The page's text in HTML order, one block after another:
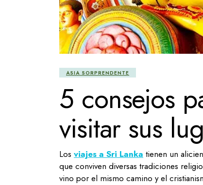
ASIA SORPRENDENTE
5 consejos
visitar sus
Los viajes a Sri Lanka tienen un
que conviven diversas tradiciones
vino por el mismo camino y el